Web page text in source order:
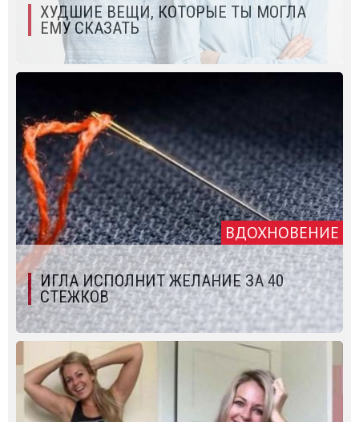
ХУДШИЕ ВЕЩИ, КОТОРЫЕ ТЫ МОГЛА
ЕМУ СКАЗАТЬ
ВДОХНОВЕНИЕ
ИГЛА ИСПОЛНИТ ЖЕЛАНИЕ ЗА 40
СТЕЖКОВ